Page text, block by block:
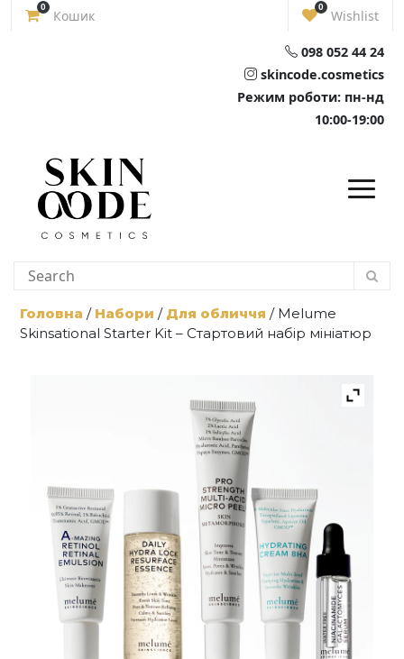
Skip
0
Кошик
0
Wishlist
098 052 44 24
skincode.cosmetics
Режим роботи: пн-нд
10:00-19:00
Головна / Набори / Для обличчя / Melume
Skinsational Starter Kit – Стартовий набір мініатюр